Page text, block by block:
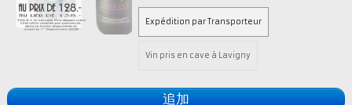
Expédition par Transporteur
Vin pris en cave à Lavigny
追加